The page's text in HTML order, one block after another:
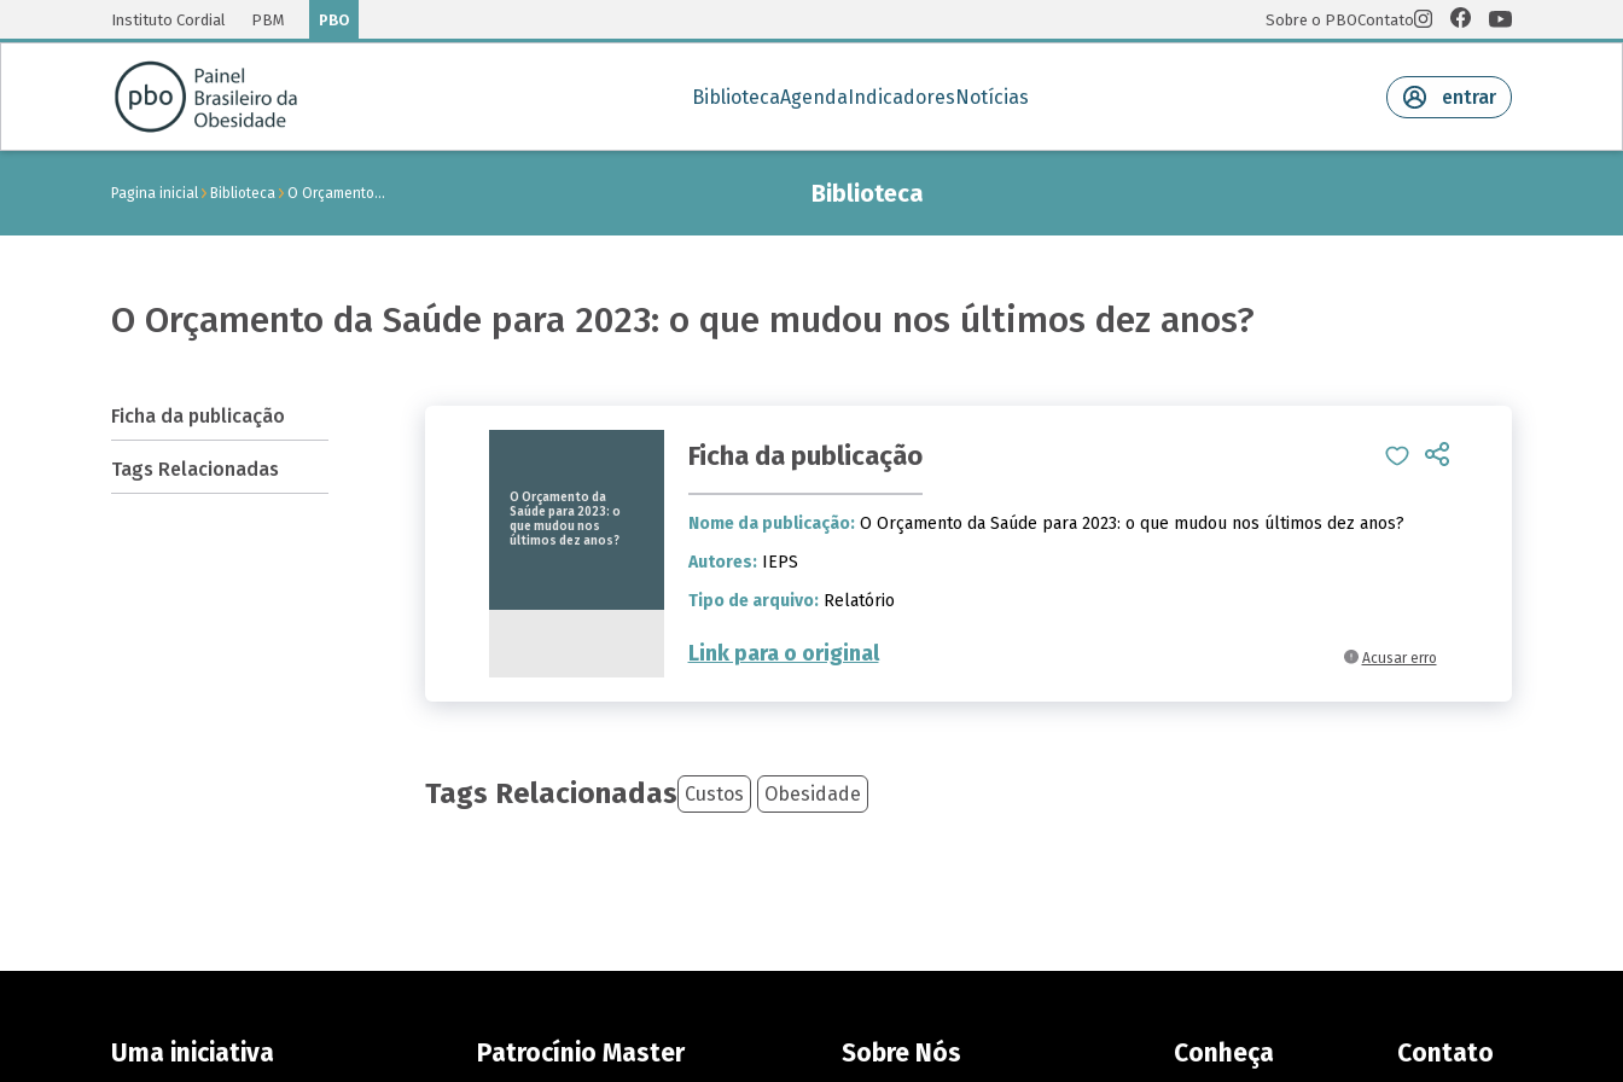
Instituto Cordial PBM PBO Sobre o PBOContato
BibliotecaAgendaIndicadoresNotícias entrar
Pagina inicial Biblioteca O Orçamento… Biblioteca
O Orçamento da Saúde para 2023: o que mudou nos últimos dez anos?
Ficha da publicação
Tags Relacionadas
O Orçamento da
Saúde para 2023: o
que mudou nos
últimos dez anos?
Acusar erro
Ficha da publicação
Nome da publicação:O Orçamento da Saúde para 2023: o que mudou nos últimos dez anos?
Autores:IEPS
Tipo de arquivo:Relatório
Link para o original
Tags Relacionadas Custos Obesidade
Uma iniciativa Patrocínio Master Sobre Nós Conheça Contato